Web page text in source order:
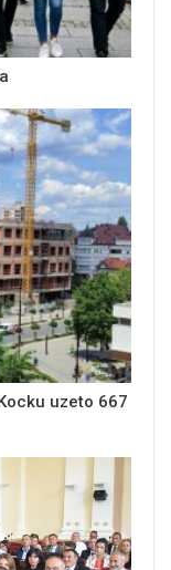
Kocku uzeto 667